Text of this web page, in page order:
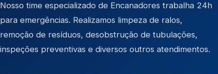
Nosso time especializado de Encanadores trabalha 24h
para emergências. Realizamos limpeza de ralos,
remoção de resíduos, desobstrução de tubulações,
inspeções preventivas e diversos outros atendimentos.